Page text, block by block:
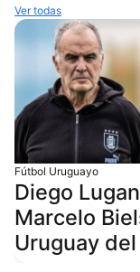
Ver todas
Fútbol Uruguayo
Diego
Marcelo
Uruguay